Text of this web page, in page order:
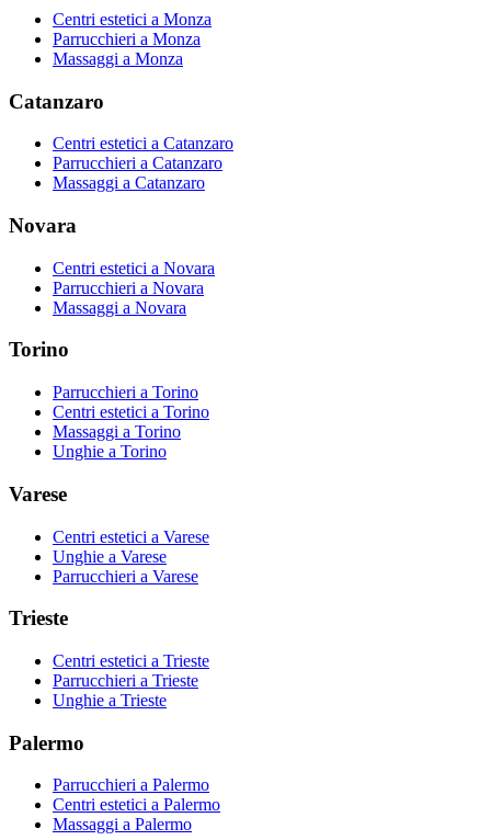
Centri estetici a Monza
Parrucchieri a Monza
Massaggi a Monza
Catanzaro
Centri estetici a Catanzaro
Parrucchieri a Catanzaro
Massaggi a Catanzaro
Novara
Centri estetici a Novara
Parrucchieri a Novara
Massaggi a Novara
Torino
Parrucchieri a Torino
Centri estetici a Torino
Massaggi a Torino
Unghie a Torino
Varese
Centri estetici a Varese
Unghie a Varese
Parrucchieri a Varese
Trieste
Centri estetici a Trieste
Parrucchieri a Trieste
Unghie a Trieste
Palermo
Parrucchieri a Palermo
Centri estetici a Palermo
Massaggi a Palermo